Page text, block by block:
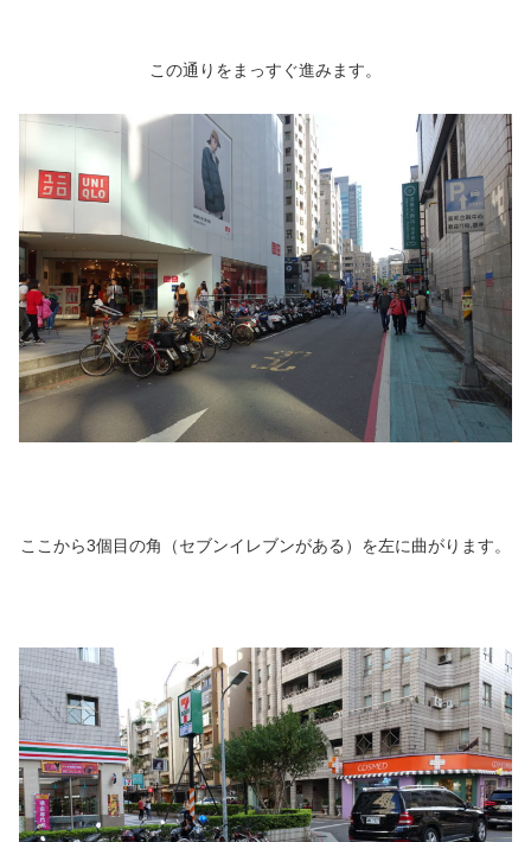
この通りをまっすぐ進みます。
ここから3個目の角（セブンイレブンがある）を左に曲がります。